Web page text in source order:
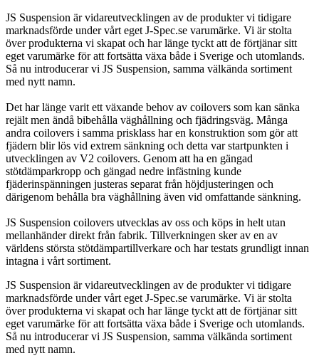
JS Suspension är vidareutvecklingen av de produkter vi tidigare
marknadsförde under vårt eget J-Spec.se varumärke. Vi är stolta
över produkterna vi skapat och har länge tyckt att de förtjänar sitt
eget varumärke för att fortsätta växa både i Sverige och utomlands.
Så nu introducerar vi JS Suspension, samma välkända sortiment
med nytt namn.
Det har länge varit ett växande behov av coilovers som kan sänka
rejält men ändå bibehålla väghållning och fjädringsväg. Många
andra coilovers i samma prisklass har en konstruktion som gör att
fjädern blir lös vid extrem sänkning och detta var startpunkten i
utvecklingen av V2 coilovers. Genom att ha en gängad
stötdämparkropp och gängad nedre infästning kunde
fjäderinspänningen justeras separat från höjdjusteringen och
därigenom behålla bra väghållning även vid omfattande sänkning.
JS Suspension coilovers utvecklas av oss och köps in helt utan
mellanhänder direkt från fabrik. Tillverkningen sker av en av
världens största stötdämpartillverkare och har testats grundligt innan
intagna i vårt sortiment.
JS Suspension är vidareutvecklingen av de produkter vi tidigare
marknadsförde under vårt eget J-Spec.se varumärke. Vi är stolta
över produkterna vi skapat och har länge tyckt att de förtjänar sitt
eget varumärke för att fortsätta växa både i Sverige och utomlands.
Så nu introducerar vi JS Suspension, samma välkända sortiment
med nytt namn.